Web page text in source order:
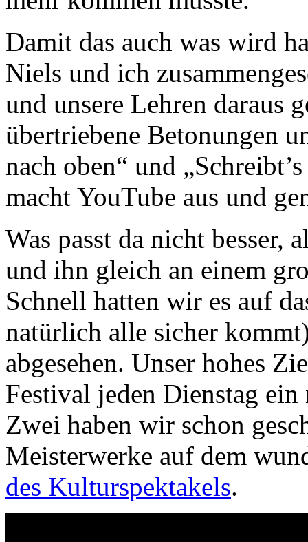
Damit das auch was wird
Niels und ich
und unsere Lehren daraus
übertriebene Betonungen
nach oben“ und
macht YouTube aus und
Was passt da nicht besser,
und ihn gleich an einem
Schnell hatten wir es auf
natürlich alle sicher
abgesehen. Unser hohes
Festival jeden Dienstag
Zwei haben wir schon
Meisterwerke auf dem
des Kulturspektakels.